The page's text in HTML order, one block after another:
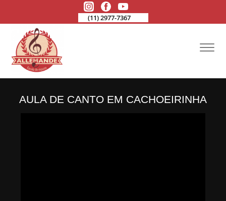
(11) 2977-7367
AULA DE CANTO EM CACHOEIRINHA